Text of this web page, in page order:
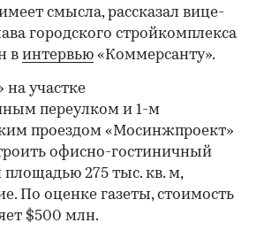
смысла, рассказал вице-
городского стройкомплекса
в интервью «Коммерсанту».
на участке
переулком и 1-м
проездом «Мосинжпроект»
офисно-гостиничный
275 тыс. кв. м,
По оценке газеты, стоимость
$500 млн.